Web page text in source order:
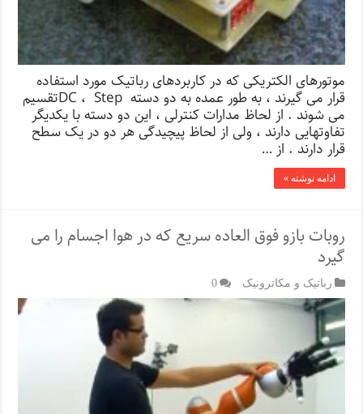
موتورهای الکتریکی که در کاربردهای رباتیک مورد استفاده
قرار می گیرند ، به طور عمده به دو دسته DC ، Stepتقسیم
می شوند . از لحاظ مدارات کنترلی ، این دو دسته با یکدیگر
تفاوتهایی دارند ، ولی از لحاظ پیچیدگی هر دو در یک سطح
قرار دارند . از …
ادامه نوشته »
روبات بازو فوق العاده سریع که در هوا اجسام را می
گیرد
رباتیک و مکاترونیک 0